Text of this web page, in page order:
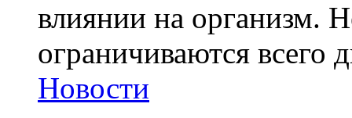
влиянии на организм.
ограничиваются всего
Новости